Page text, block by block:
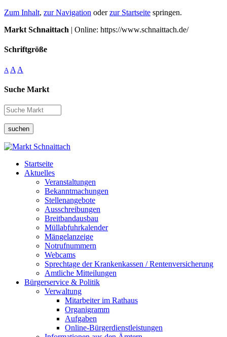
Zum Inhalt, zur Navigation oderzur Startseite springen.
Markt Schnaittach | Online: https://www.schnaittach.de/
Schriftgröße
A A A
Suche Markt
suchen
Startseite
Aktuelles
Veranstaltungen
Bekanntmachungen
Stellenangebote
Ausschreibungen
Breitbandausbau
Müllabfuhrkalender
Mängelanzeige
Notrufnummern
Webcams
Sprechtage der Krankenkassen / Rentenversicherung
Amtliche Mitteilungen
Bürgerservice & Politik
Verwaltung
Mitarbeiter im Rathaus
Organigramm
Aufgaben
Online-Bürgerdienstleistungen